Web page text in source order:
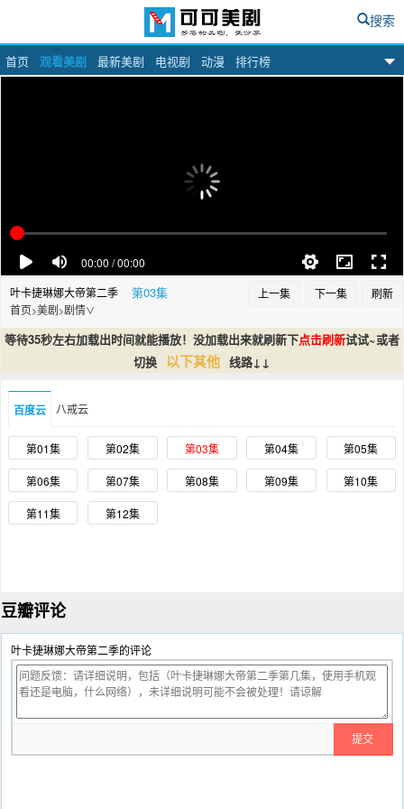
可可美剧网
首页 观看美剧 最新美剧 电视剧 动漫 排行榜
搜索
上一集 下一集 刷新
叶卡捷琳娜大帝第二季 第03集
首页>美剧>剧情∨
等待35秒左右加载出时间就能播放！没加载出来就刷新下点击刷新试试~或者
切换 以下其他 线路↓↓
百度云 八戒云
第01集 第02集 第03集 第04集 第05集
第06集 第07集 第08集 第09集 第10集
第11集 第12集
豆瓣评论
叶卡捷琳娜大帝第二季的评论